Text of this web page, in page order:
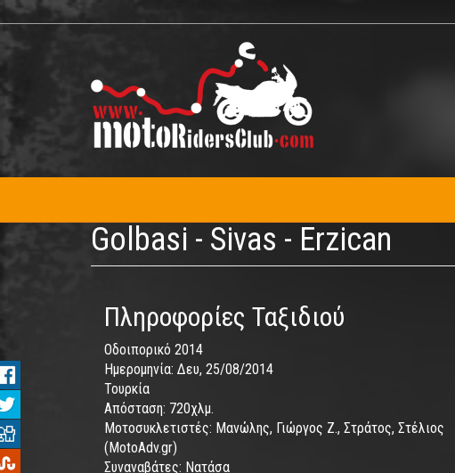
Παράκαμψη
προς
το
περιεχόμενο
Golbasi - Sivas - Erzican
Πληροφορίες Ταξιδιού
Οδοιπορικό 2014
Ημερομηνία: Δευ, 25/08/2014
Τουρκία
Απόσταση: 720χλμ.
Μοτοσυκλετιστές: Μανώλης, Γιώργος Ζ., Στράτος, Στέλιος
(MotoAdv.gr)
Συναναβάτες: Νατάσα